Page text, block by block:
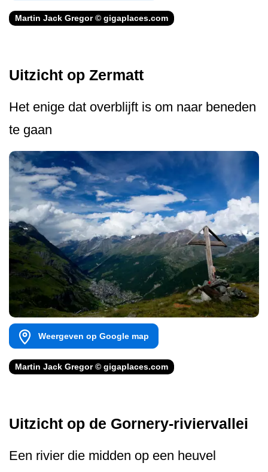
Martin Jack Gregor © gigaplaces.com
Uitzicht op Zermatt
Het enige dat overblijft is om naar beneden
te gaan
Weergeven op Google map
Martin Jack Gregor © gigaplaces.com
Uitzicht op de Gornery-riviervallei
Een rivier die midden op een heuvel